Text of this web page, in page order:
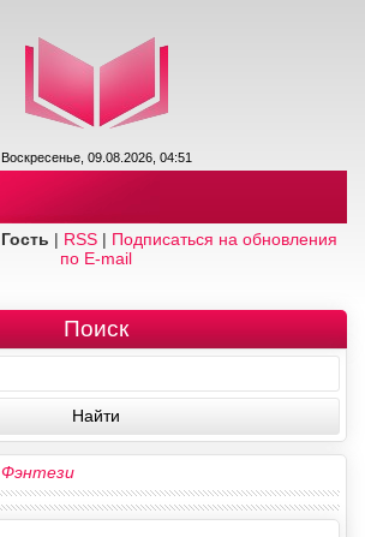
Воскресенье, 09.08.2026, 04:51
Гость | RSS| Подписаться на обновления
по E-mail
Поиск
Фэнтези